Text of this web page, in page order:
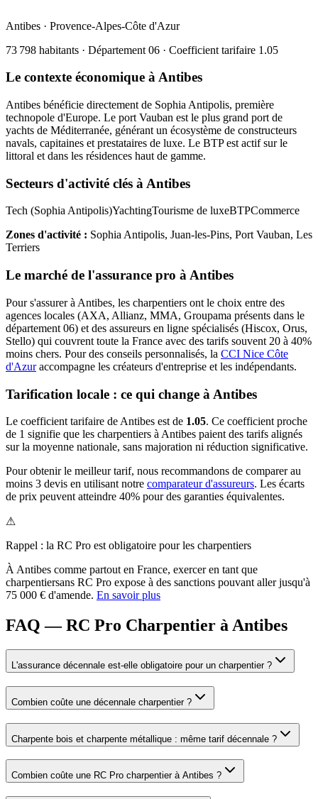
Antibes · Provence-Alpes-Côte d'Azur
73 798 habitants · Département 06 · Coefficient tarifaire 1.05
Le contexte économique àAntibes
Antibes bénéficie directement de Sophia Antipolis, première
technopole d'Europe. Le port Vauban est le plus grand port de
yachts de Méditerranée, générant un écosystème de constructeurs
navals, capitaines et prestataires de luxe. Le BTP est actif sur le
littoral et dans les résidences haut de gamme.
Secteurs d'activité clés à Antibes
Tech (Sophia Antipolis)YachtingTourisme de luxeBTPCommerce
Zones d'activité : Sophia Antipolis, Juan-les-Pins, Port Vauban, Les
Terriers
Le marché de l'assurance pro à Antibes
Pour s'assurer à Antibes, les charpentiers ont le choix entre des
agences locales (AXA, Allianz, MMA, Groupama présents dans le
département 06) et des assureurs en ligne spécialisés (Hiscox, Orus,
Stello) qui couvrent toute la France avec des tarifs souvent 20 à 40%
moins chers. Pour des conseils personnalisés, la CCI Nice Côte
d'Azur accompagne les créateurs d'entreprise et les indépendants.
Tarification locale : ce qui change à Antibes
Le coefficient tarifaire de Antibes est de 1.05. Ce coefficient proche
de 1 signifie que les charpentiers à Antibes paient des tarifs alignés
sur la moyenne nationale, sans majoration ni réduction significative.
Pour obtenir le meilleur tarif, nous recommandons de comparer au
moins 3 devis en utilisant notre comparateur d'assureurs. Les écarts
de prix peuvent atteindre 40% pour des garanties équivalentes.
⚠
Rappel : la RC Pro est obligatoire pour les charpentiers
À Antibes comme partout en France, exercer en tant que
charpentiersans RC Pro expose à des sanctions pouvant aller jusqu'à
75 000 € d'amende. En savoir plus
FAQ — RC Pro Charpentier à Antibes
L'assurance décennale est-elle obligatoire pour un charpentier ?
Combien coûte une décennale charpentier ?
Charpente bois et charpente métallique : même tarif décennale ?
Combien coûte une RC Pro charpentier à Antibes ?